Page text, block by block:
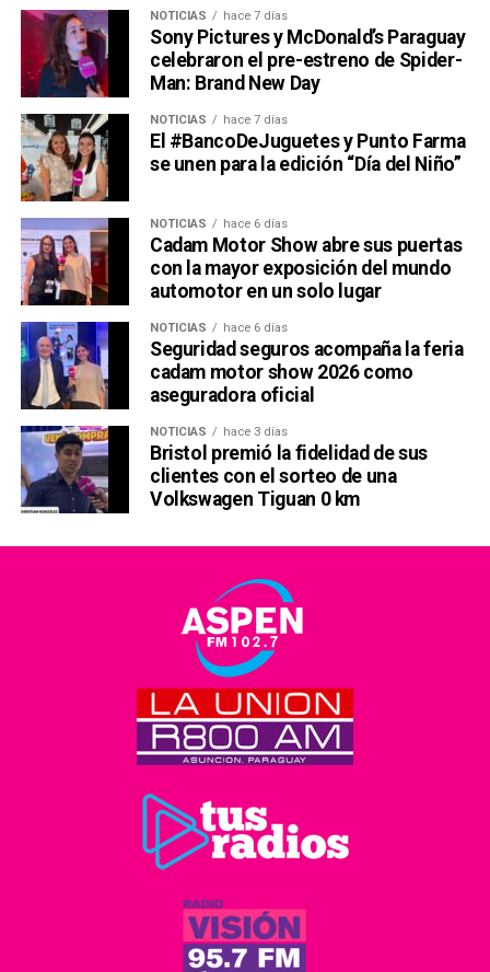
NOTICIAS hace 7 días
Sony Pictures y McDonald’s Paraguay
celebraron el pre-estreno de Spider-
Man: Brand New Day
NOTICIAS hace 7 días
El #BancoDeJuguetes y Punto Farma
se unen para la edición “Día del Niño”
NOTICIAS hace 6 días
Cadam Motor Show abre sus puertas
con la mayor exposición del mundo
automotor en un solo lugar
NOTICIAS hace 6 días
Seguridad seguros acompaña la feria
cadam motor show 2026 como
aseguradora oficial
NOTICIAS hace 3 días
Bristol premió la fidelidad de sus
clientes con el sorteo de una
Volkswagen Tiguan 0 km